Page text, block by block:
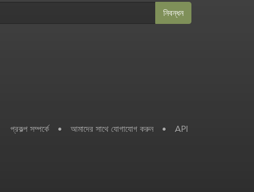
নিবন্ধন
প্রকল্প সম্পর্কে • আমাদের সাথে যোগাযোগ করুন • API